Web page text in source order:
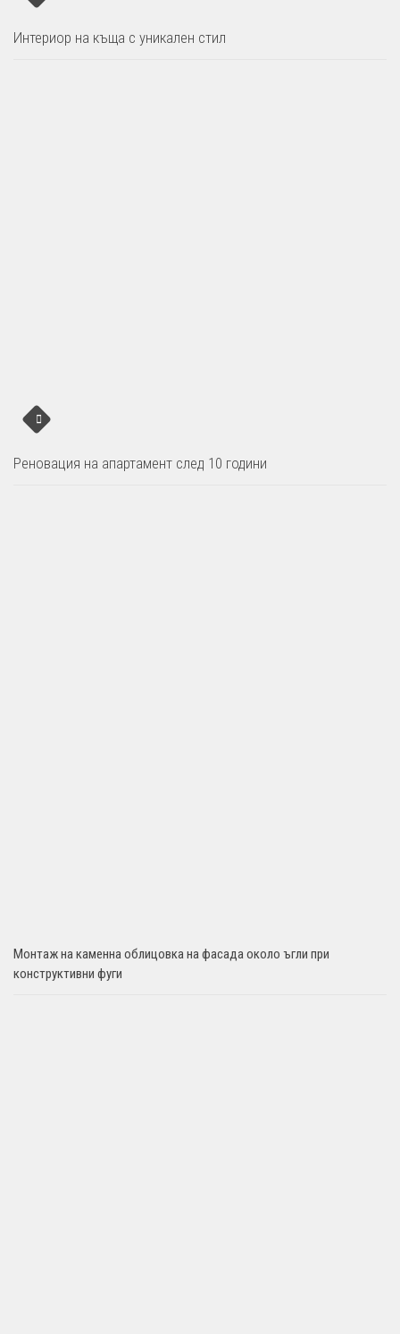
Интериор на къща с уникален стил
Реновация на апартамент след 10 години
Монтаж на каменна облицовка на фасада около ъгли при
конструктивни фуги